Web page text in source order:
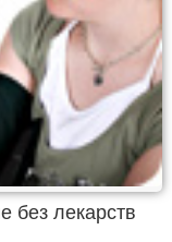
без лекарств